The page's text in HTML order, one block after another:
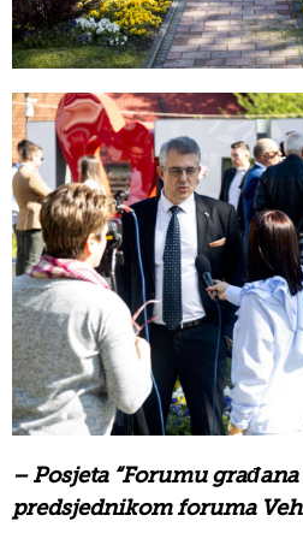
– Posjeta “Forumu
predsjednikom foruma